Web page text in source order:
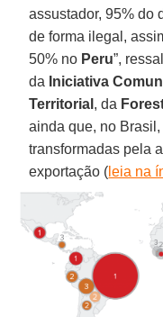
assustador, 95% do
de forma ilegal,
50% no Peru”,
da Iniciativa
Territorial , da
ainda que, no
transformadas pela
exportação ( leia na